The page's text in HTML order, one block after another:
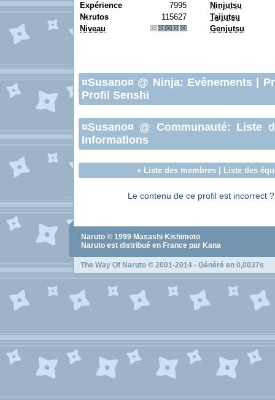
Expérience 7995
Ninjutsu
N€rutos 115627
Taijutsu
Niveau
Genjutsu
¤Susano¤ @ Ninja: Evênements
Profil Senshi
¤Susano¤ @ Communauté: Liste
Informations
« Liste des membres| Liste des
Le contenu de ce profil est incorrect
Naruto © 1999 Masashi Kishimoto
Naruto est distribué en France par Kana
The Way Of Naruto © 2001-2014 - Généré en 0,0037s